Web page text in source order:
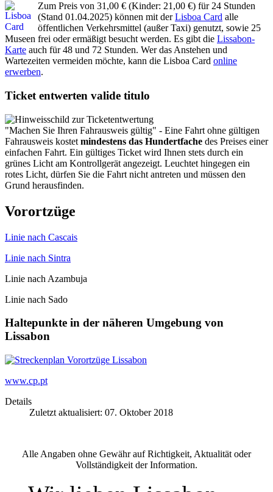
Zum Preis von 31,00 € (Kinder: 21,00 €) für 24 Stunden
(Stand 01.04.2025) können mit derLisboa Card alle
öffentlichen Verkehrsmittel (außer Taxi) genutzt, sowie 25
Museen frei oder ermäßigt besucht werden. Es gibt die Lissabon-
Karte auch für 48 und 72 Stunden. Wer das Anstehen und
Wartezeiten vermeiden möchte, kann die Lisboa Card online
erwerben.
Ticket entwerten valide titulo
"Machen Sie Ihren Fahrausweis gültig" - Eine Fahrt ohne gültigen
Fahrausweis kostet mindestens das Hundertfache des Preises einer
einfachen Fahrt. Ein gültiges Ticket wird Ihnen stets durch ein
grünes Licht am Kontrollgerät angezeigt. Leuchtet hingegen ein
rotes Licht, dürfen Sie die Fahrt nicht antreten und müssen den
Grund herausfinden.
Vorortzüge
Linie nach Cascais
Linie nach Sintra
Linie nach Azambuja
Linie nach Sado
Haltepunkte in der näheren Umgebung von
Lissabon
www.cp.pt
Details
Zuletzt aktualisiert: 07. Oktober 2018
Alle Angaben ohne Gewähr auf Richtigkeit, Aktualität oder
Vollständigkeit der Information.